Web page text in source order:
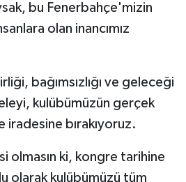
bu Fenerbahçe'mizin
olan inancımız
bağımsızlığı ve geleceği
kulübümüzün gerçek
bırakıyoruz.
olmasın ki, kongre tarihine
olarak kulübümüzü tüm